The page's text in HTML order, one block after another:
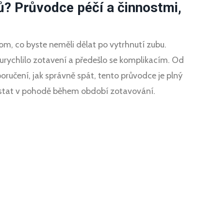
Průvodce péčí a činnostmi,
co byste neměli dělat po vytrhnutí zubu.
zotavení a předešlo se komplikacím. Od
jak správně spát, tento průvodce je plný
v pohodě během období zotavování.